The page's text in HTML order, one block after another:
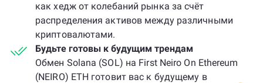
как хедж от колебаний рынка за счёт
распределения активов между различными
криптовалютами.
Будьте готовы к будущим трендам
Обмен Solana (SOL) на First Neiro On Ethereum
(NEIRO) ETH готовит вас к будущему в